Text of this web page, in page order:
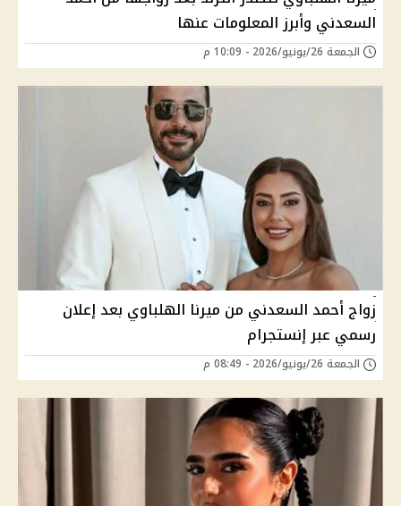
السعدني وأبرز المعلومات عنها
الجمعة 26/يونيو/2026 - 10:09 م
زواج أحمد السعدني من ميرنا الهلباوي بعد إعلان
رسمي عبر إنستجرام
الجمعة 26/يونيو/2026 - 08:49 م